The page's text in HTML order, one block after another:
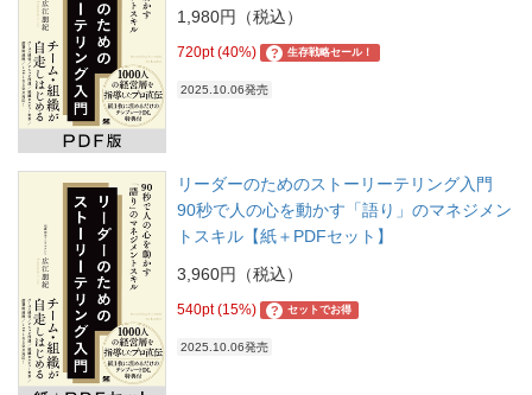
1,980円（税込）
720pt (40%) ? 生存戦略セール！
2025.10.06発売
リーダーのためのストーリーテリング入門
90秒で人の心を動かす「語り」のマネジメン
トスキル【紙＋PDFセット】
3,960円（税込）
540pt (15%) ? セットでお得
2025.10.06発売